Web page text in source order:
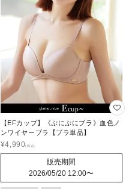
【EFカップ】《ぷにぷにブラ》血色ノ
ンワイヤーブラ【ブラ単品】
¥4,990
販売期間
2026/05/20 12:00〜